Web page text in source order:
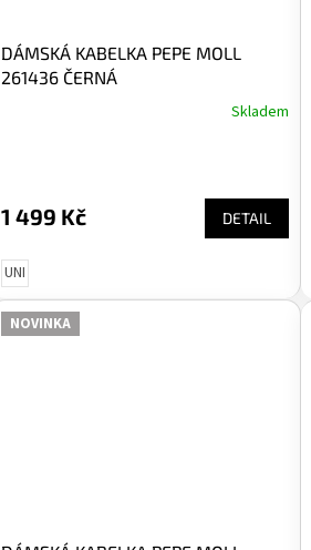
DÁMSKÁ KABELKA PEPE MOLL
261436 ČERNÁ
Skladem
1 499 Kč DETAIL
UNI
NOVINKA